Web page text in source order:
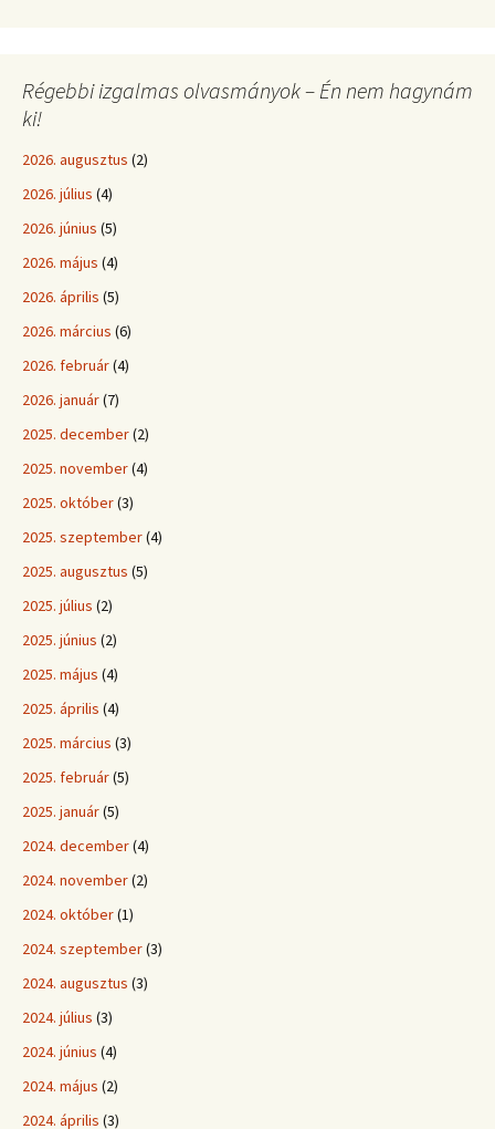
Régebbi izgalmas olvasmányok – Én nem hagynám
ki!
2026. augusztus (2)
2026. július (4)
2026. június (5)
2026. május (4)
2026. április (5)
2026. március (6)
2026. február(4)
2026. január(7)
2025. december(2)
2025. november(4)
2025. október(3)
2025. szeptember(4)
2025. augusztus (5)
2025. július (2)
2025. június (2)
2025. május (4)
2025. április (4)
2025. március (3)
2025. február(5)
2025. január(5)
2024. december(4)
2024. november(2)
2024. október(1)
2024. szeptember(3)
2024. augusztus (3)
2024. július (3)
2024. június (4)
2024. május (2)
2024. április (3)